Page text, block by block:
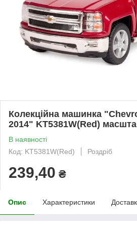
Колекційна машинка
2014" KT5381W(Red)
В наявності
Код: KT5381W(Red)
Роздріб
239,40 ₴
Опис Характеристики